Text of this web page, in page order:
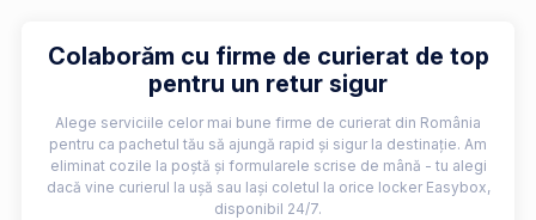
Colaborăm cu firme de curierat de top
pentru un retur sigur
Alege serviciile celor mai bune firme de curierat din România
pentru ca pachetul tău să ajungă rapid și sigur la destinație. Am
eliminat cozile la poștă și formularele scrise de mână - tu alegi
dacă vine curierul la ușă sau lași coletul la orice locker Easybox,
disponibil 24/7.